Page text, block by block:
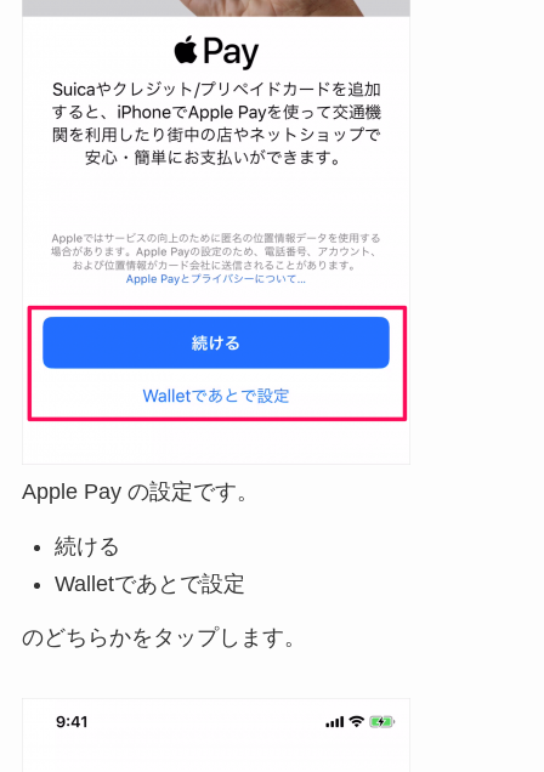
Apple Pay の設定です。
続ける
Walletであとで設定
のどちらかをタップします。